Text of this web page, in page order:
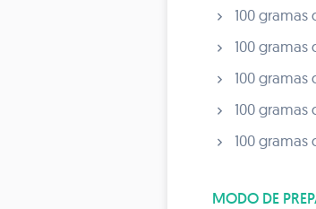
100
100
100
100
100
MODO DE